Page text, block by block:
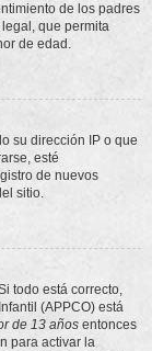
de los padres
que permita
de edad.
su dirección IP o que
esté
de nuevos
sitio.
todo está correcto,
(APPCO) está
de 13 años entonces
para activar la